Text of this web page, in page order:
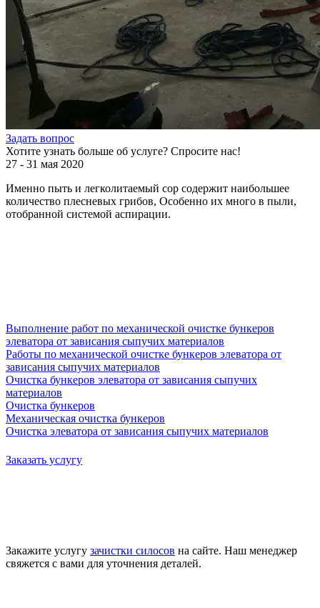
Задать вопрос
Хотите узнать больше об услуге? Спросите нас!
27 - 31 мая 2020
Именно пыть и легколитаемый сор содержит наибольшее
количество плесневых грибов, Особенно их много в пыли,
отобранной системой аспирации.
Выполнение работ по механической очистке бункеров
элеватора от зависания сыпучих материалов
Работы по механической очистке бункеров элеватора от
зависания сыпучих материалов
Очистка бункеров элеватора от зависания сыпучих
материалов
Очистка бункеров
Механическая очистка бункеров
Очистка элеватора от зависания сыпучих материалов
Заказать услугу
Закажите услугу зачистки силосов на сайте. Наш менеджер
свяжется с вами для уточнения деталей.